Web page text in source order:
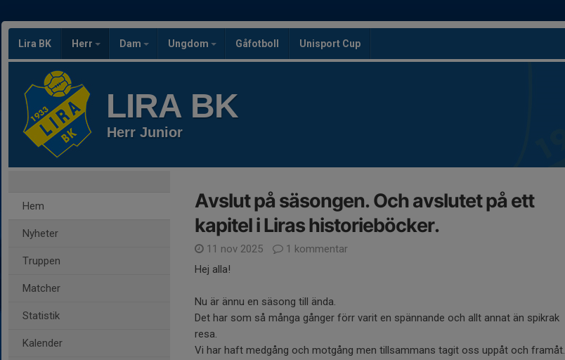
Lira BK Herr Dam Ungdom Gåfotboll Unisport Cup
LIRA BK
Herr Junior
Hem
Nyheter
Truppen
Matcher
Statistik
Kalender
Avslut på säsongen. Och avslutet på ett
kapitel i Liras historieböcker.
11 nov 2025
1 kommentar
Hej alla!
Nu är ännu en säsong till ända.
Det har som så många gånger förr varit en spännande och allt annat än spikrak
resa.
Vi har haft medgång och motgång men tillsammans tagit oss uppåt och framåt.